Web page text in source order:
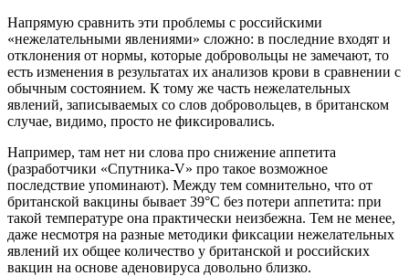
Напрямую сравнить эти проблемы с российскими
«нежелательными явлениями» сложно: в последние входят и
отклонения от нормы, которые добровольцы не замечают, то
есть изменения в результатах их анализов крови в сравнении с
обычным состоянием. К тому же часть нежелательных
явлений, записываемых со слов добровольцев, в британском
случае, видимо, просто не фиксировались.
Например, там нет ни слова про снижение аппетита
(разработчики «Спутника-V» про такое возможное
последствие упоминают). Между тем сомнительно, что от
британской вакцины бывает 39°C без потери аппетита: при
такой температуре она практически неизбежна. Тем не менее,
даже несмотря на разные методики фиксации нежелательных
явлений их общее количество у британской и российских
вакцин на основе аденовируса довольно близко.